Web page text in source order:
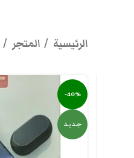
الرئيسية المتجر
-40%
جديد